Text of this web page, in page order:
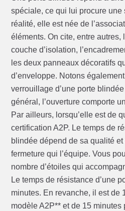
spéciale, ce qui lui procure une
réalité, elle est née de
éléments. On cite, entre autres,
couche d’isolation,
les deux panneaux décoratifs
d’enveloppe. Notons
verrouillage d’une porte
général, l’ouverture comporte
Par ailleurs, lorsqu’elle est de
certification A2P. Le temps de
blindée dépend de sa qualité
fermeture qui l’équipe. Vous
nombre d’étoiles qui
Le temps de résistance d’une
minutes. En revanche, il est de
modèle A2P** et de 15